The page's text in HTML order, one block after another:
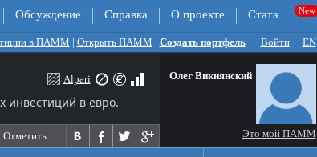
Обсуждение Справка О проекте Стата
в ПАММ | Открыть ПАММ | Создать портфель Войти EN
инвестиций в евро.
Alpari
Отметить
Олег Викнянский
Это мой ПАММ